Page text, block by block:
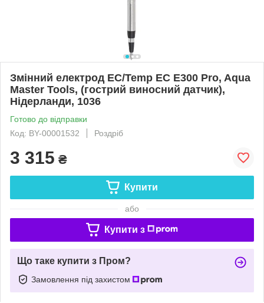
Змінний електрод EC/Temp EC E300 Pro, Aqua
Master Tools, (гострий виносний датчик),
Нідерланди, 1036
Готово до відправки
Код: BY-00001532
Роздріб
3 315 ₴
Купити
або
Купити з
Що таке купити з Пром?
Замовлення під захистом